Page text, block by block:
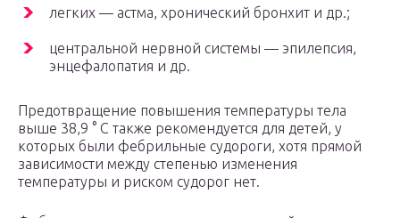
легких — астма, хронический бронхит и др.;
центральной нервной системы — эпилепсия,
энцефалопатия и др.
Предотвращение повышения температуры тела
выше 38,9 ° C также рекомендуется для детей, у
которых были фебрильные судороги, хотя прямой
зависимости между степенью изменения
температуры и риском судорог нет.